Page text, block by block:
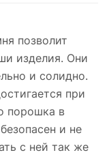
позволит
изделия. Они
и солидно.
при
порошка в
и не
с ней так же